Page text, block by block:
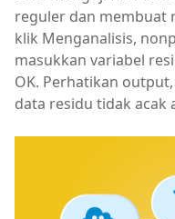
reguler dan membuat
klik Menganalisis,
masukkan variabel
OK. Perhatikan
data residu tidak acak